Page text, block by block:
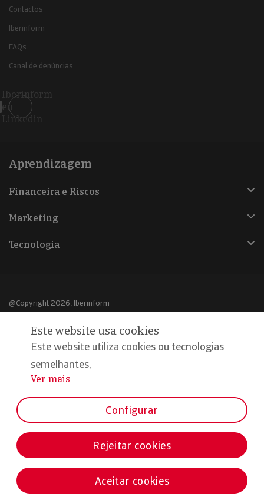
Contactos
Iberinform
FAQs
Canal de denúncias
Iberinform
en
Linkedin
Aprendizagem
Financeira e Riscos
Marketing
Tecnologia
@Copyright 2026, Iberinform
Aviso legal
Política de cookies
Declaração de privacidade
Este website usa cookies
Este website utiliza cookies ou tecnologias
semelhantes,
...
Ver mais
Configurar
Rejeitar cookies
Aceitar cookies